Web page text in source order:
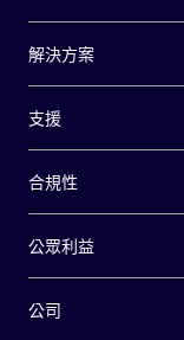
解決方案
支援
合規性
公眾利益
公司